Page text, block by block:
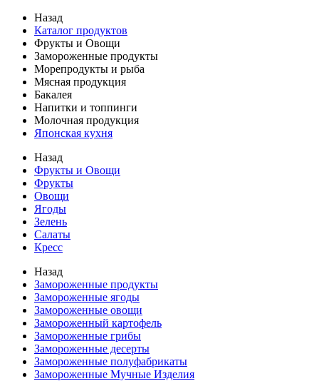
Назад
Каталог продуктов
Фрукты и Овощи
Замороженные продукты
Морепродукты и рыба
Мясная продукция
Бакалея
Напитки и топпинги
Молочная продукция
Японская кухня
Назад
Фрукты и Овощи
Фрукты
Овощи
Ягоды
Зелень
Салаты
Кресс
Назад
Замороженные продукты
Замороженные ягоды
Замороженные овощи
Замороженный картофель
Замороженные грибы
Замороженные десерты
Замороженные полуфабрикаты
Замороженные Мучные Изделия